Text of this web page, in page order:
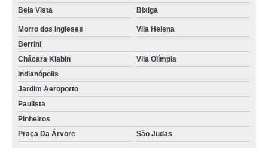
Bela Vista
Bixiga
Morro dos Ingleses
Vila Helena
Berrini
Chácara Klabin
Vila Olímpia
Indianópolis
Jardim Aeroporto
Paulista
Pinheiros
Praça Da Árvore
São Judas